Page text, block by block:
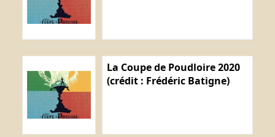
La Coupe de Poudloire 2020
(crédit : Frédéric Batigne)